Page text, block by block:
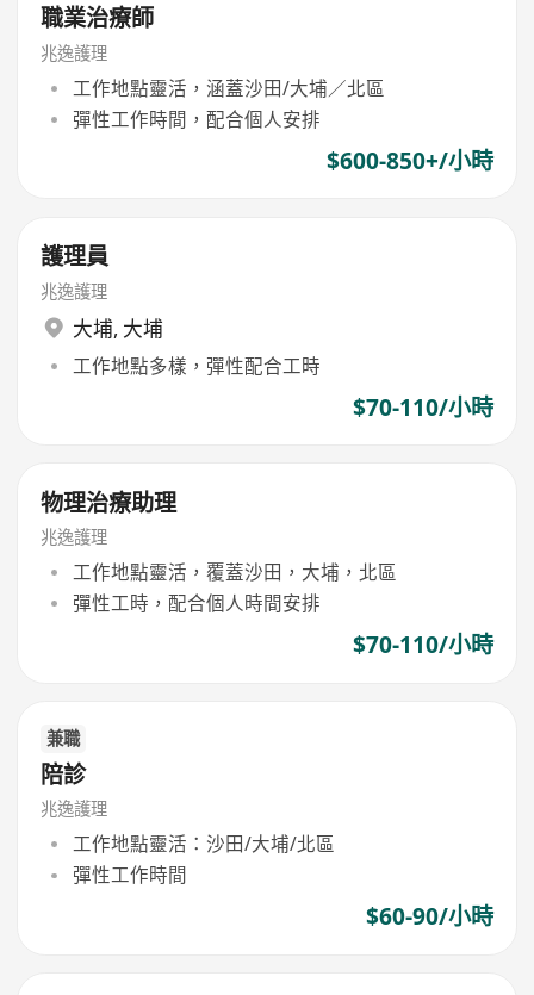
職業治療師
兆逸護理
工作地點靈活，涵蓋沙田/大埔／北區
彈性工作時間，配合個人安排
$600-850+/小時
護理員
兆逸護理
大埔, 大埔
工作地點多樣，彈性配合工時
$70-110/小時
物理治療助理
兆逸護理
工作地點靈活，覆蓋沙田，大埔，北區
彈性工時，配合個人時間安排
$70-110/小時
兼職
陪診
兆逸護理
工作地點靈活：沙田/大埔/北區
彈性工作時間
$60-90/小時